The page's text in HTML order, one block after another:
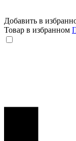
Добавить в
Товар в избранном